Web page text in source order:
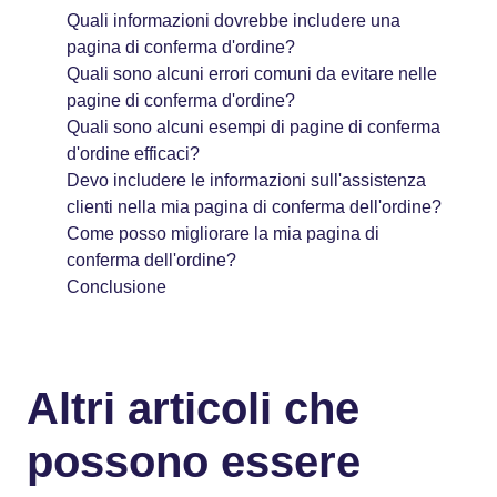
Quali informazioni dovrebbe includere una
pagina di conferma d'ordine?
Quali sono alcuni errori comuni da evitare nelle
pagine di conferma d'ordine?
Quali sono alcuni esempi di pagine di conferma
d'ordine efficaci?
Devo includere le informazioni sull'assistenza
clienti nella mia pagina di conferma dell'ordine?
Come posso migliorare la mia pagina di
conferma dell'ordine?
Conclusione
Altri articoli che
possono essere